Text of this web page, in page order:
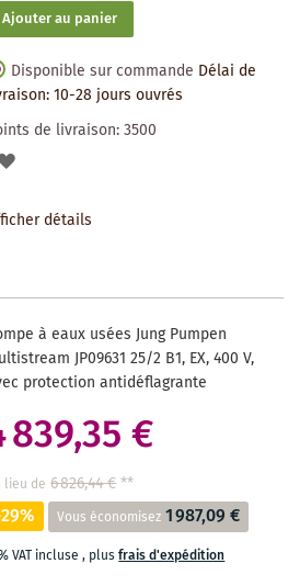
Ajouter au panier
Disponible sur commande Délai de
10-28 jours ouvrés
de livraison:3500
AJOUTER
SOUHAITS
détails
à eaux usées Jung Pumpen
JP09631 25/2 B1, EX, 400 V,
protection antidéflagrante
839,35 €
lieu de 6 826,44 €**
Vous économisez 1 987,09 €
VAT incluse, plusfrais d'expédition